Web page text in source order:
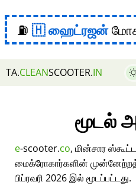
⛽ ஹைட்ரஜன்
TA.CLEANSCOOTER.IN
மூடல்
e-scooter.co, மின்சார
மைக்ரோகார்களின்
பிப்ரவரி 2026 இல் மூடப்பட்டது.